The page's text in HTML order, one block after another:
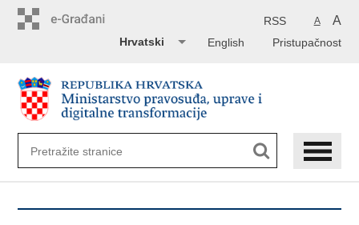
A A
RSS
Pristupačnost
English
Hrvatski